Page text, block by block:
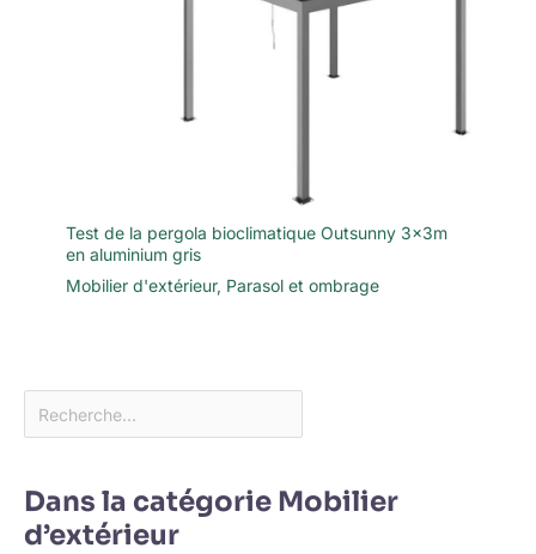
Test de la pergola bioclimatique Outsunny 3x3m
en aluminium gris
Mobilier d'extérieur, Parasol et ombrage
Dans la catégorie Mobilier
d’extérieur